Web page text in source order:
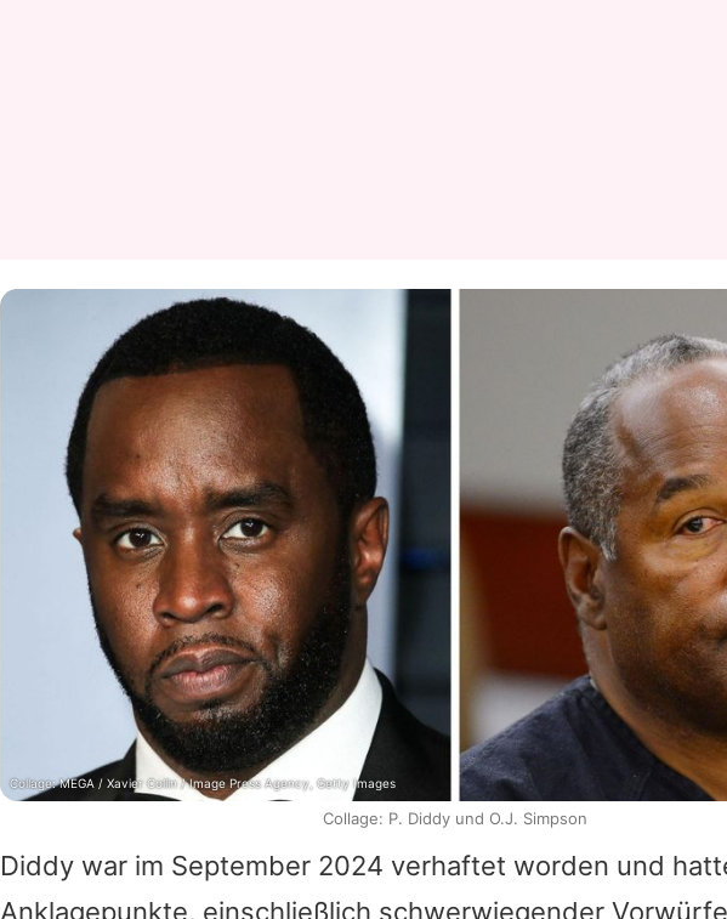
Diddy war im September 2024 verhaftet worden und
Anklagepunkte, einschließlich schwerwiegender
Collage: MEGA / Xavier Collin / Image Press Agency, Getty Images
Collage: P. Diddy und O.J. Simpson